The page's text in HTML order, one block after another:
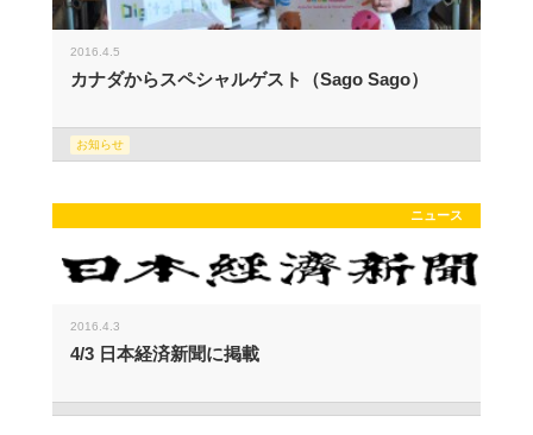
2016.4.5
カナダからスペシャルゲスト（Sago Sago）
お知らせ
ニュース
2016.4.3
4/3 日本経済新聞に掲載